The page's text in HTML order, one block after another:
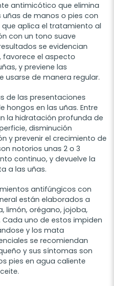
antimicótico que elimina
de manos o pies con
aplica el tratamiento al
con un tono suave
se evidencian
favorece el aspecto
y previene las
usarse de manera regular.
de las presentaciones
en las uñas. Entre
la hidratación profunda de
disminución
y prevenir el crecimiento de
notorios unas 2 o 3
continuo, y devuelve la
a las uñas.
antifúngicos con
están elaborados a
limón, orégano, jojoba,
Cada uno de estos impiden
y los mata
se recomiendan
y sus síntomas son
pies en agua caliente